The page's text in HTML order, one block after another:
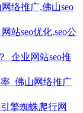
络推广,佛山seo
站seo优化,seo公
_企业网站seo推
_佛山网络推广
擎蜘蛛爬行网